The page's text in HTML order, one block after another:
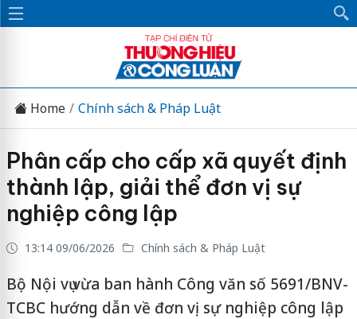
Home Chính sách & Pháp Luật
Phân cấp cho cấp xã quyết định
thành lập, giải thể đơn vị sự
nghiệp công lập
13:14 09/06/2026 Chính sách & Pháp Luật
Bộ Nội vụ vừa ban hành Công văn số 5691/BNV-
TCBC hướng dẫn về đơn vị sự nghiệp công lập